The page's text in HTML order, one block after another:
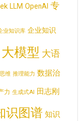
LLM OpenAI 专
业知识库 企业知识
大模型 大语
维 推理能力 数据治
力 生成式AI 田志刚
识图谱 知识